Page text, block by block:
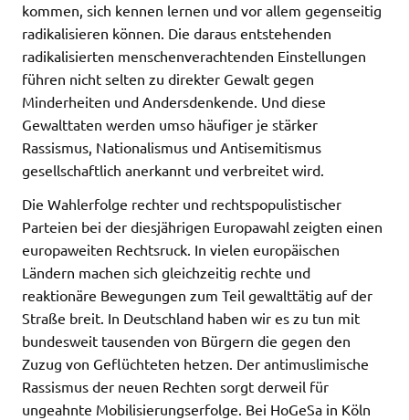
kommen, sich kennen lernen und vor allem gegenseitig
radikalisieren können. Die daraus entstehenden
radikalisierten menschenverachtenden Einstellungen
führen nicht selten zu direkter Gewalt gegen
Minderheiten und Andersdenkende. Und diese
Gewalttaten werden umso häufiger je stärker
Rassismus, Nationalismus und Antisemitismus
gesellschaftlich anerkannt und verbreitet wird.
Die Wahlerfolge rechter und rechtspopulistischer
Parteien bei der diesjährigen Europawahl zeigten einen
europaweiten Rechtsruck. In vielen europäischen
Ländern machen sich gleichzeitig rechte und
reaktionäre Bewegungen zum Teil gewalttätig auf der
Straße breit. In Deutschland haben wir es zu tun mit
bundesweit tausenden von Bürgern die gegen den
Zuzug von Geflüchteten hetzen. Der antimuslimische
Rassismus der neuen Rechten sorgt derweil für
ungeahnte Mobilisierungserfolge. Bei HoGeSa in Köln